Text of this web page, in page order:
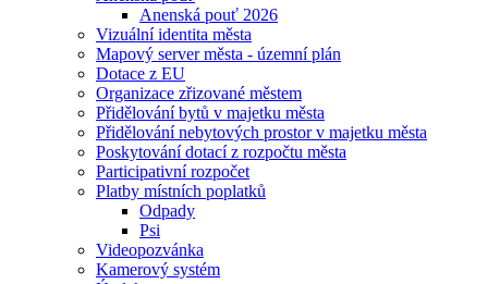
Anenská pouť 2026
Vizuální identita města
Mapový server města - územní plán
Dotace z EU
Organizace zřizované městem
Přidělování bytů v majetku města
Přidělování nebytových prostor v majetku města
Poskytování dotací z rozpočtu města
Participativní rozpočet
Platby místních poplatků
Odpady
Psi
Videopozvánka
Kamerový systém